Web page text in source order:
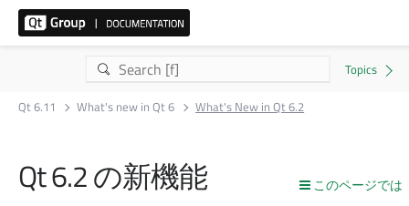
Qt 6.11 What's new in Qt 6 What's New in Qt 6.2
このページでは
Qt 6.2 の新機能